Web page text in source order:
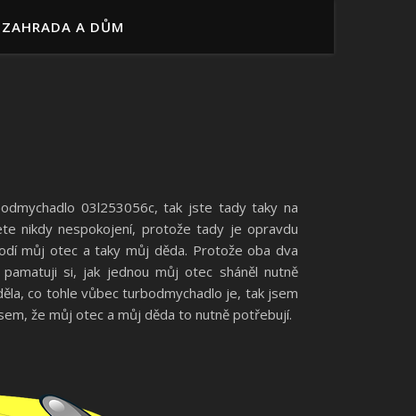
ZAHRADA A DŮM
03l253056c, tak jste tady taky na
nikdy nespokojení, protože tady je opravdu
můj otec a taky můj děda. Protože oba dva
si, jak jednou můj otec sháněl nutně
co tohle vůbec turbodmychadlo je, tak jsem
že můj otec a můj děda to nutně potřebují.